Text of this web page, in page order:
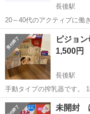
長後駅
20～40代のアクティブに働きた
ッフ/経験が活かせる 高齢者に寄り添う
験の方に優しい職場です!*
充実させ...
神奈川 長後駅
ピジョ
1,500円
長後駅
手動タイプの搾乳器です。
汚染等は見られません。 フリ
目 搾乳器本体 ピジョン母
神奈川 綾瀬市 長後駅
未開封